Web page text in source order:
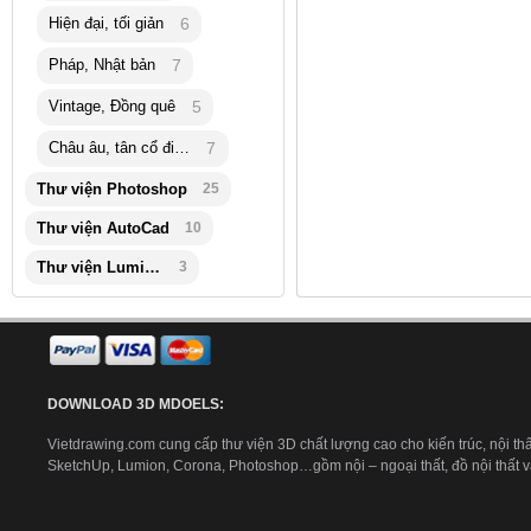
Hiện đại, tối giản 6
Pháp, Nhật bản 7
Vintage, Đồng quê 5
Châu âu, tân cổ điển 7
Thư viện Photoshop 25
Thư viện AutoCad 10
Thư viện Lumion 3
DOWNLOAD 3D MDOELS:
Vietdrawing.com cung cấp thư viện 3D chất lượng cao cho kiến trúc, nội
SketchUp, Lumion, Corona, Photoshop…gồm nội – ngoại thất, đồ nội thất